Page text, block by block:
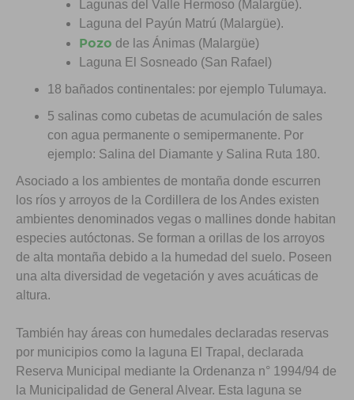
Lagunas del Valle Hermoso (Malargüe).
Laguna del Payún Matrú (Malargüe).
Pozo de las Ánimas (Malargüe)
Laguna El Sosneado (San Rafael)
18 bañados continentales: por ejemplo Tulumaya.
5 salinas como cubetas de acumulación de sales
con agua permanente o semipermanente. Por
ejemplo: Salina del Diamante y Salina Ruta 180.
Asociado a los ambientes de montaña donde escurren
los ríos y arroyos de la Cordillera de los Andes existen
ambientes denominados vegas o mallines donde habitan
especies autóctonas. Se forman a orillas de los arroyos
de alta montaña debido a la humedad del suelo. Poseen
una alta diversidad de vegetación y aves acuáticas de
altura.
También hay áreas con humedales declaradas reservas
por municipios como la laguna El Trapal, declarada
Reserva Municipal mediante la Ordenanza n° 1994/94 de
la Municipalidad de General Alvear. Esta laguna se